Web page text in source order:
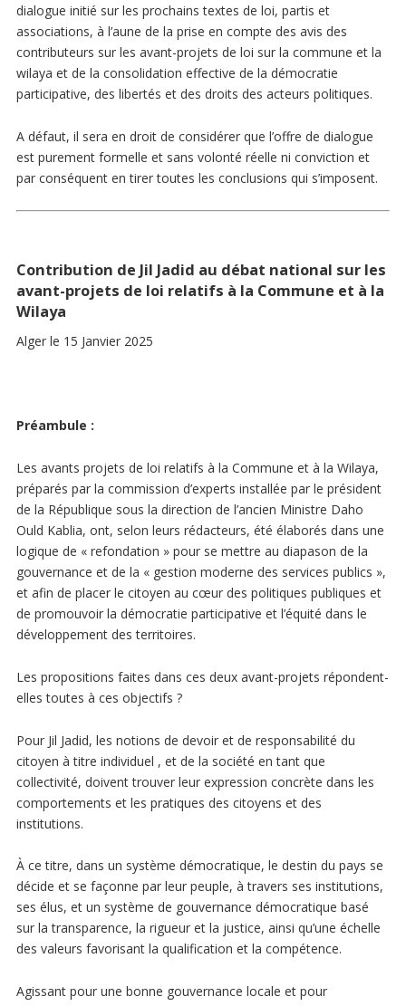
dialogue initié sur les prochains textes de loi, partis et
associations, à l’aune de la prise en compte des avis des
contributeurs sur les avant-projets de loi sur la commune et la
wilaya et de la consolidation effective de la démocratie
participative, des libertés et des droits des acteurs politiques.
A défaut, il sera en droit de considérer que l’offre de dialogue
est purement formelle et sans volonté réelle ni conviction et
par conséquent en tirer toutes les conclusions qui s’imposent.
Contribution de Jil Jadid au débat national sur les
avant-projets de loi relatifs à la Commune et à la
Wilaya
Alger le 15 Janvier 2025
Préambule :
Les avants projets de loi relatifs à la Commune et à la Wilaya,
préparés par la commission d’experts installée par le président
de la République sous la direction de l’ancien Ministre Daho
Ould Kablia, ont, selon leurs rédacteurs, été élaborés dans une
logique de « refondation » pour se mettre au diapason de la
gouvernance et de la « gestion moderne des services publics »,
et afin de placer le citoyen au cœur des politiques publiques et
de promouvoir la démocratie participative et l’équité dans le
développement des territoires.
Les propositions faites dans ces deux avant-projets répondent-
elles toutes à ces objectifs ?
Pour Jil Jadid, les notions de devoir et de responsabilité du
citoyen à titre individuel , et de la société en tant que
collectivité, doivent trouver leur expression concrète dans les
comportements et les pratiques des citoyens et des
institutions.
À ce titre, dans un système démocratique, le destin du pays se
décide et se façonne par leur peuple, à travers ses institutions,
ses élus, et un système de gouvernance démocratique basé
sur la transparence, la rigueur et la justice, ainsi qu’une échelle
des valeurs favorisant la qualification et la compétence.
Agissant pour une bonne gouvernance locale et pour